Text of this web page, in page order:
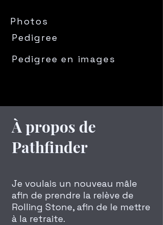
Photos
Pedigree
Pedigree en images
À propos de
Pathfinder
​Je voulais un nouveau mâle
afin de prendre la relève de
Rolling Stone, afin de le mettre
à la retraite.